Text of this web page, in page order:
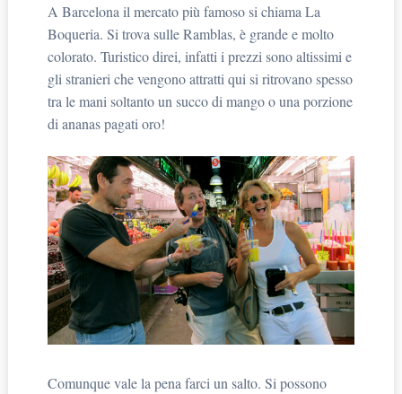
A Barcelona il mercato più famoso si chiama La
Boqueria. Si trova sulle Ramblas, è grande e molto
colorato. Turistico direi, infatti i prezzi sono altissimi e
gli stranieri che vengono attratti qui si ritrovano spesso
tra le mani soltanto un succo di mango o una porzione
di ananas pagati oro!
Comunque vale la pena farci un salto. Si possono